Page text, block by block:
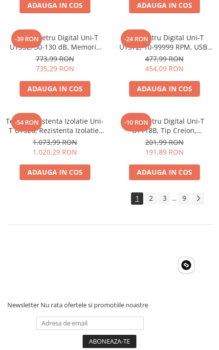
ADAUGA IN COS ADAUGA IN COS
-39 RON
Decibelmetru Digital Uni-T
UT352, 30-130 dB, Memorie
63 Citiri, Bargraph Analogic,
MAX/MIN
773,99 RON
735,29 RON
ADAUGA IN COS
-24 RON
Tahometru Digital Uni-T
UT372, 10-99999 RPM, USB,
Valori MAX/MIN/Mediu, Afisaj
LCD
477,99 RON
454,09 RON
ADAUGA IN COS
-54 RON
Tester Rezistenta Izolatie Uni-
T UT526, Rezistenta Izolatie,
Curent Rezidual RCD,
Tensiune AC/DC, Design
Modern
1.073,99 RON
1.020,29 RON
ADAUGA IN COS
-10 RON
Multimetru Digital Uni-T
UT118B, Tip Creion,
Autoscalare, Capacitate 3mF,
Detectie Tensiune 220V, LED
Iluminare
201,99 RON
191,89 RON
ADAUGA IN COS
1 2 3 ... 9
Newsletter Nu rata ofertele si promotiile noastre